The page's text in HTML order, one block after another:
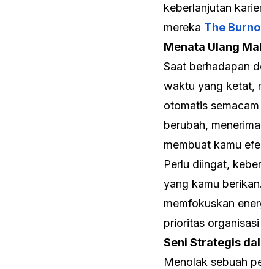
keberlanjutan
mereka The
Menata Ulang
Saat berhadapan
waktu yang ketat,
otomatis
berubah,
membuat kamu
Perlu diingat,
yang kamu
memfokuskan
prioritas
Seni Strategis
Menolak sebuah